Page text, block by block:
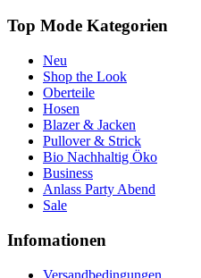
Top Mode Kategorien
Neu
Shop the Look
Oberteile
Hosen
Blazer & Jacken
Pullover & Strick
Bio Nachhaltig Öko
Business
Anlass Party Abend
Sale
Infomationen
Versandbedingungen